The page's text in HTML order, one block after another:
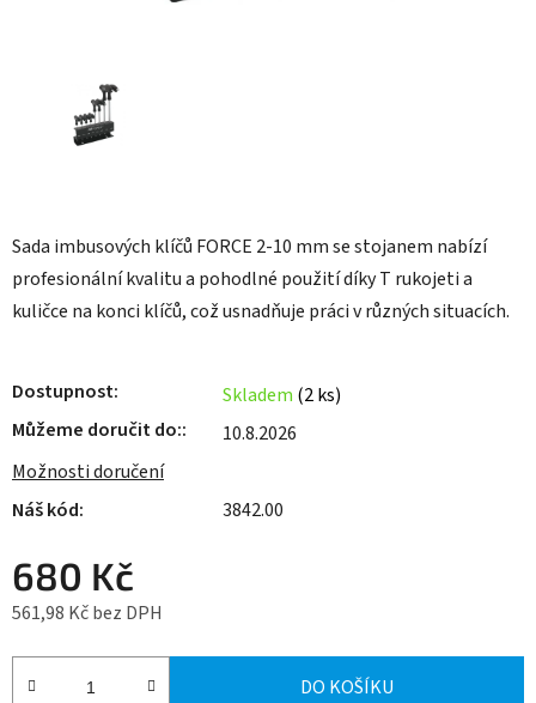
Sada imbusových klíčů FORCE 2-10 mm se stojanem nabízí
profesionální kvalitu a pohodlné použití díky T rukojeti a
kuličce na konci klíčů, což usnadňuje práci v různých situacích.
Dostupnost Skladem (2 ks)
Můžeme doručit do:
10.8.2026
Možnosti doručení
3842.00
680 Kč
561,98 Kč bez DPH
Měrná cena:
DO KOŠÍKU